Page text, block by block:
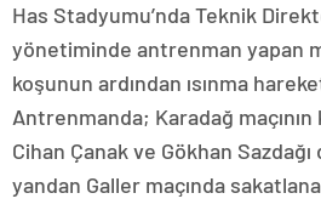
Has Stadyumu’nda Teknik
yönetiminde antrenman yapan
koşunun ardından ısınma
Antrenmanda; Karadağ
Cihan Çanak ve Gökhan Sazdağı
yandan Galler maçında